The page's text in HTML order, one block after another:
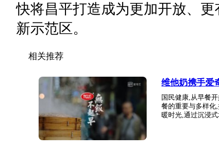
快将昌平打造成为更加开放、
新示范区。
相关推荐
维他奶携手爱
国民健康,从早餐
餐的重要与多样化
暖时光,通过沉浸